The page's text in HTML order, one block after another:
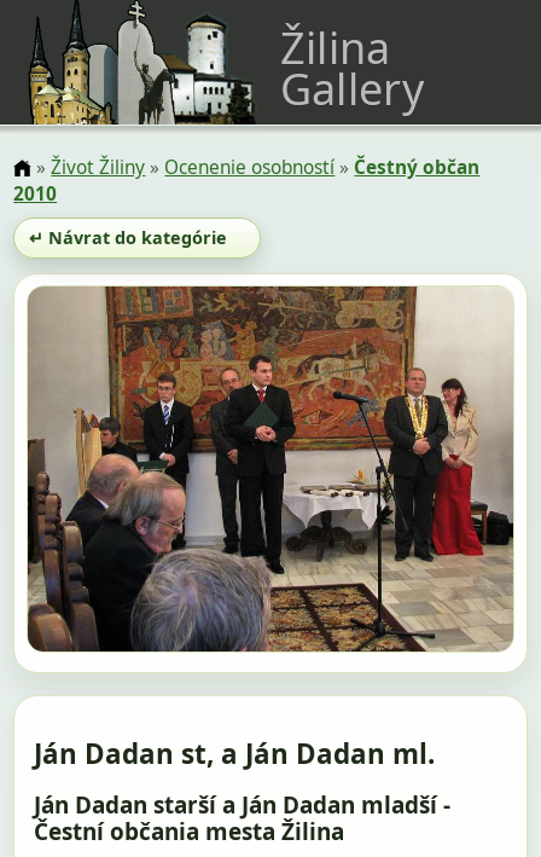
Žilina
Gallery
»Život Žiliny» Ocenenie osobností» Čestný občan
2010
↵ Návrat do kategórie
Ján Dadan st, a Ján Dadan ml.
Ján Dadan starší a Ján Dadan mladší -
Čestní občania mesta Žilina